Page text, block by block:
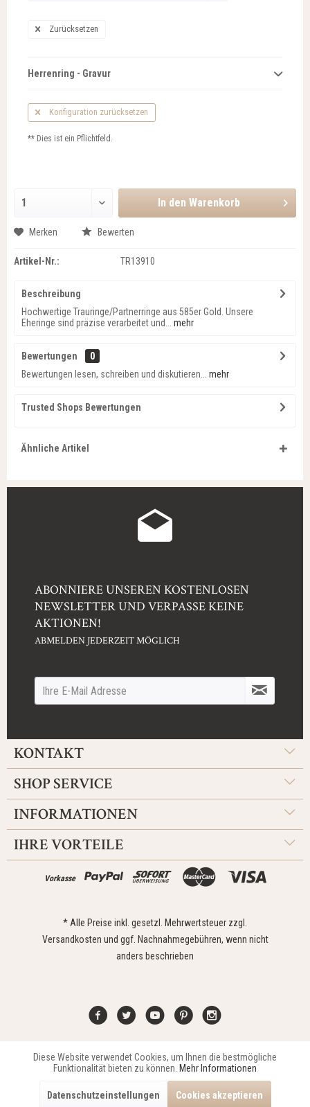
Zurücksetzen
Herrenring - Gravur
Konfiguration zurücksetzen
** Dies ist ein Pflichtfeld.
In den Warenkorb
Merken Bewerten
Artikel-Nr.: TR13910
Beschreibung
Hochwertige Trauringe/Partnerringe aus 585er Gold. Unsere
Eheringe sind präzise verarbeitet und...
mehr
Bewertungen
0
Bewertungen lesen, schreiben und diskutieren...
mehr
Trusted Shops Bewertungen
Ähnliche Artikel
ABONNIERE UNSEREN KOSTENLOSEN
NEWSLETTER UND VERPASSE KEINE
AKTIONEN!
ABMELDEN JEDERZEIT MÖGLICH
KONTAKT
SHOP SERVICE
INFORMATIONEN
IHRE VORTEILE
Vorkasse
* Alle Preise inkl. gesetzl. Mehrwertsteuer zzgl.
Versandkosten und ggf. Nachnahmegebühren, wenn nicht
anders beschrieben
Kontakt Widerrufsrecht Impressum Versand Datenschutz
Copyright © 2021 Edona Design GmbH // DesignDupp GmbH
Funktionale Aktiv
Aktiv
Diese Website verwendet Cookies, um Ihnen die bestmögliche
Funktionalität bieten zu können. Mehr Informationen
Datenschutzeinstellungen Cookies akzeptieren